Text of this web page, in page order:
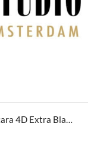
False Lash Effect Mascara 4D Extra Black